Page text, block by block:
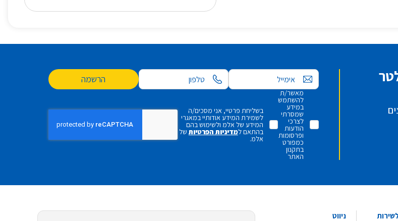
אימייל הרשמה
מאשר/ת
להשתמש
במידע
שמסרתי
לצרכי
הודעות
ופרסומות
כמפורט
בתקנון
האתר
בשליחת פרטיי, אני מסכים/ה
לשמירת המידע אודותיי במאגרי
המידע של אלמ ולשימוש בהם
בהתאם למדיניות הפרטיות של
אלמ.
ניווט